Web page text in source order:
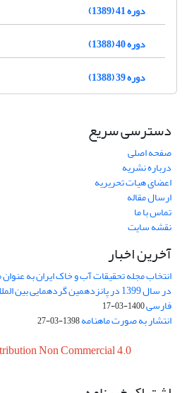
دوره 41 (1389)
دوره 40 (1388)
دوره 39 (1388)
دسترسی سریع
صفحه اصلی
درباره نشریه
اعضای هیات تحریریه
ارسال مقاله
تماس با ما
نقشه سایت
آخرین اخبار
انتخاب مجله تحقیقات آب و خاک ایران به
در سال 1399 در پانزدهمین گردهمایی
فارسی1400-03-17
انتشار به صورت ماهنامه1398-03-27
Non Commercial 4.0